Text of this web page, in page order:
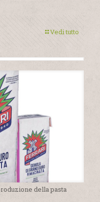
Vedi tutto
della pasta